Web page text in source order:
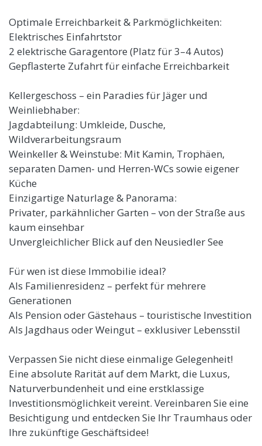
Optimale Erreichbarkeit & Parkmöglichkeiten:
Elektrisches Einfahrtstor
2 elektrische Garagentore (Platz für 3–4 Autos)
Gepflasterte Zufahrt für einfache Erreichbarkeit
Kellergeschoss – ein Paradies für Jäger und
Weinliebhaber:
Jagdabteilung: Umkleide, Dusche,
Wildverarbeitungsraum
Weinkeller & Weinstube: Mit Kamin, Trophäen,
separaten Damen- und Herren-WCs sowie eigener
Küche
Einzigartige Naturlage & Panorama:
Privater, parkähnlicher Garten – von der Straße aus
kaum einsehbar
Unvergleichlicher Blick auf den Neusiedler See
Für wen ist diese Immobilie ideal?
Als Familienresidenz – perfekt für mehrere
Generationen
Als Pension oder Gästehaus – touristische Investition
Als Jagdhaus oder Weingut – exklusiver Lebensstil
Verpassen Sie nicht diese einmalige Gelegenheit!
Eine absolute Rarität auf dem Markt, die Luxus,
Naturverbundenheit und eine erstklassige
Investitionsmöglichkeit vereint. Vereinbaren Sie eine
Besichtigung und entdecken Sie Ihr Traumhaus oder
Ihre zukünftige Geschäftsidee!